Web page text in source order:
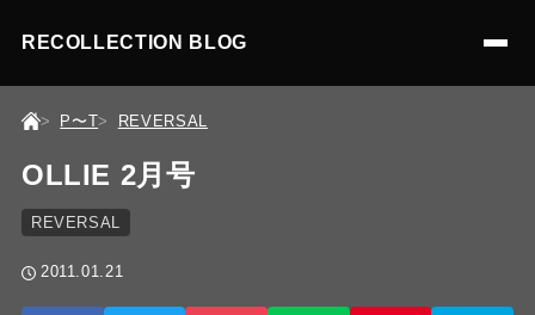
RECOLLECTION BLOG
P〜T REVERSAL
OLLIE 2月号
REVERSAL
2011.01.21